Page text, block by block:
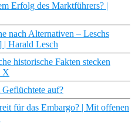
Erfolg des Marktführers? |
nach Alternativen – Leschs
| Harald Lesch
historische Fakten stecken
X
auf?
für das Embargo? | Mit offenen